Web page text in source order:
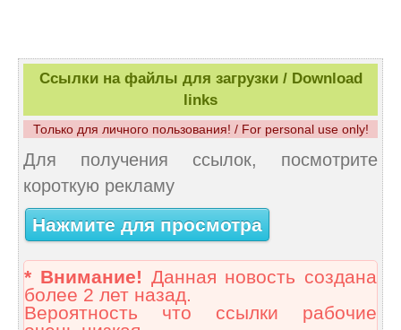
Ссылки на файлы для загрузки / Download
links
Только для личного пользования! / For personal use only!
Для получения ссылок, посмотрите
короткую рекламу
Нажмите для просмотра
* Внимание! Данная новость создана
более 2 лет назад.
Вероятность что ссылки рабочие